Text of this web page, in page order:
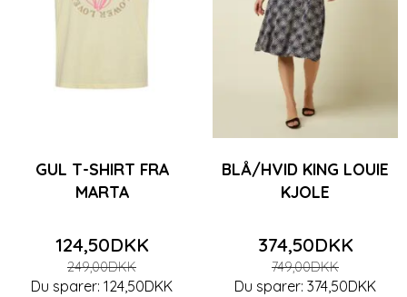
GUL T-SHIRT FRA
MARTA
124,50DKK
249,00DKK
Du sparer: 124,50DKK
BLÅ/HVID KING LOUIE
KJOLE
374,50DKK
749,00DKK
Du sparer: 374,50DKK